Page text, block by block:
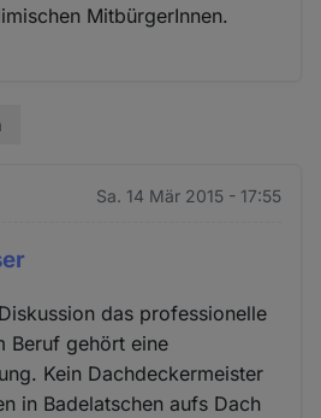
MitbürgerInnen.
Sa. 14 Mär 2015 - 17:55
das professionelle
Beruf gehört eine
Kein Dachdeckermeister
in Badelatschen aufs Dach